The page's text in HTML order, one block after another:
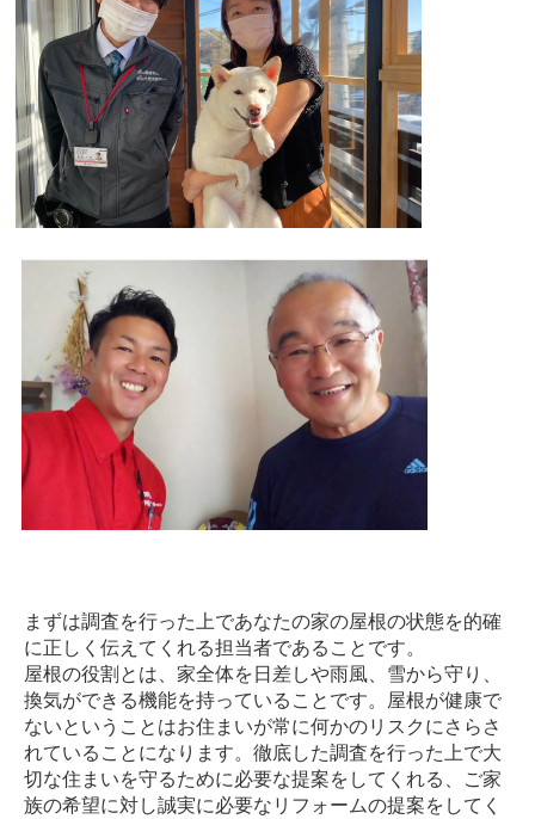
まずは調査を行った上であなたの家の屋根の状態を的確
に正しく伝えてくれる担当者であることです。
屋根の役割とは、家全体を日差しや雨風、雪から守り、
換気ができる機能を持っていることです。屋根が健康で
ないということはお住まいが常に何かのリスクにさらさ
れていることになります。徹底した調査を行った上で大
切な住まいを守るために必要な提案をしてくれる、ご家
族の希望に対し誠実に必要なリフォームの提案をしてく